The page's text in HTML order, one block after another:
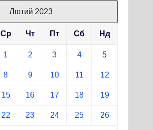
Лютий 2023
Ср Чт Пт Сб Нд
1 2 3 4 5
8 9 10 11 12
15 16 17 18 19
22 23 24 25 26